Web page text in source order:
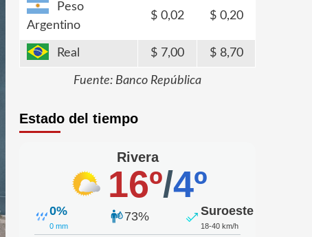
Peso
Argentino
0,02 0,20
Real 7,00 8,70
Fuente: Banco República
Estado del tiempo
Rivera
16º/4º
0%
0 mm
73% Suroeste
18-40 km/h